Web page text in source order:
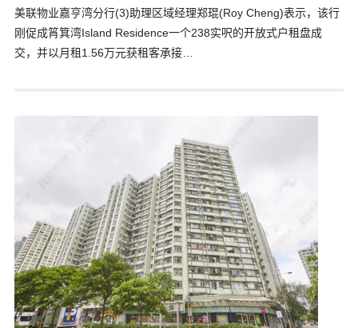
美联物业嘉亨湾分行(3)助理区域经理郑琨(Roy Cheng)表示，该行
刚促成筲箕湾Island Residence一个238实呎的开放式户租盘成
交，并以月租1.56万元获租客承接…